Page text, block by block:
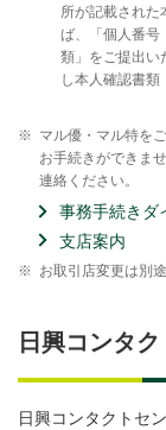
所が記載された
ば、「個人番号
類」をご提出い
し本人確認書類
※ マル優・マル特を
お手続きができま
連絡ください。
事務手続きダ
支店案内
※ お取引店変更は別
日興コンタ
日興コンタクトセ